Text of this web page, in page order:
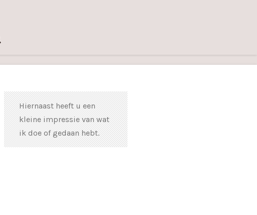
Hiernaast heeft u een
kleine impressie van wat
ik doe of gedaan hebt.